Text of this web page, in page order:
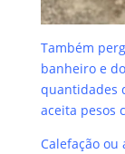
Também
banheiro e
quantidades
aceita pesos
Calefação